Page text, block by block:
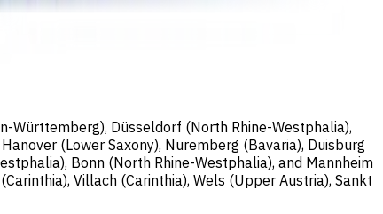
Württemberg), Düsseldorf (North Rhine-Westphalia),
(Lower Saxony), Nuremberg (Bavaria), Duisburg
Bonn (North Rhine-Westphalia), and Mannheim
Villach (Carinthia), Wels (Upper Austria), Sankt